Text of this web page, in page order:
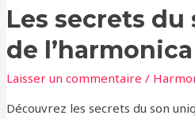
Les secrets
de
Laisser un commentaire /
Découvrez les secrets du son